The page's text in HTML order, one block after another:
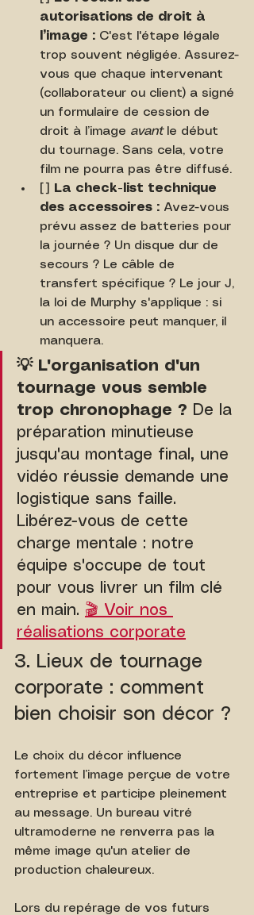
autorisations de droit à
l’image : C'est l'étape légale
trop souvent négligée. Assurez-
vous que chaque intervenant
(collaborateur ou client) a signé
un formulaire de cession de
droit à l’image avant le début
du tournage. Sans cela, votre
film ne pourra pas être diffusé.
La check-list technique
des accessoires : Avez-vous
prévu assez de batteries pour
la journée ? Un disque dur de
secours ? Le câble de
transfert spécifique ? Le jour J,
la loi de Murphy s'applique : si
un accessoire peut manquer, il
manquera.
💡 L'organisation d'un
tournage vous semble
trop chronophage ? De la
préparation minutieuse
jusqu'au montage final, une
vidéo réussie demande une
logistique sans faille.
Libérez-vous de cette
charge mentale : notre
équipe s'occupe de tout
pour vous livrer un film clé
en main. 🎬 Voir nos
réalisations corporate
3. Lieux de tournage
corporate : comment
bien choisir son décor ?
Le choix du décor influence
fortement l’image perçue de votre
entreprise et participe pleinement
au message. Un bureau vitré
ultramoderne ne renverra pas la
même image qu'un atelier de
production chaleureux.
Lors du repérage de vos futurs